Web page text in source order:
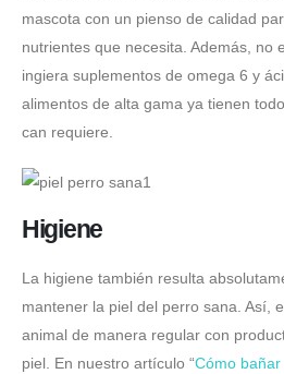
mascota con un pienso de calidad
nutrientes que necesita. Además, no
ingiera suplementos de omega 6 y
alimentos de alta gama ya tienen
can requiere.
Higiene
La higiene también resulta
mantener la piel del perro sana. Así,
animal de manera regular con
piel. En nuestro artículo “Cómo